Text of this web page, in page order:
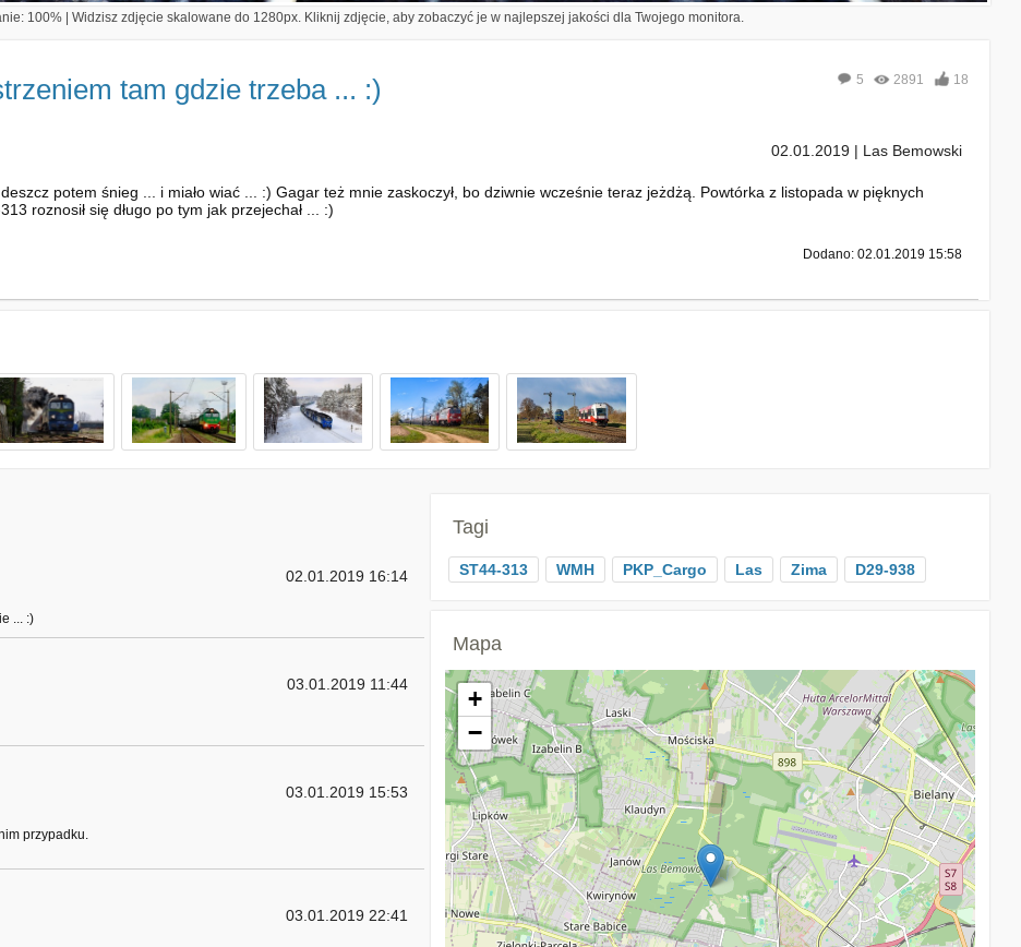
100% | Widzisz zdjęcie skalowane do 1280px. Kliknij zdjęcie, aby zobaczyć je w najlepszej jakości dla Twojego monitora.
tam gdzie trzeba ... :) 5 2891 18
02.01.2019 | Las Bemowski
deszcz potem śnieg ... i miało wiać ... :) Gagar też mnie zaskoczył, bo dziwnie wcześnie teraz jeżdżą. Powtórka z listopada w pięknych
roznosił się długo po tym jak przejechał ... :)
Dodano: 02.01.2019 15:58
02.01.2019 16:14
... :)
03.01.2019 11:44
03.01.2019 15:53
przypadku.
03.01.2019 22:41
Tagi
ST44-313 WMH PKP_Cargo Las Zima D29-938
Mapa
+
−